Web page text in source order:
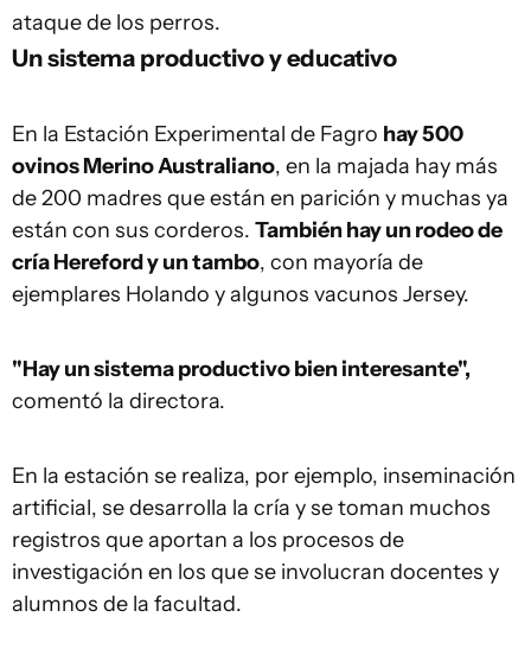
ataque de los perros.
Un sistema productivo y educativo
En la Estación Experimental de Fagro hay 500
ovinos Merino Australiano, en la majada hay más
de 200 madres que están en parición y muchas ya
están con sus corderos. También hay un rodeo de
cría Hereford y un tambo, con mayoría de
ejemplares Holando y algunos vacunos Jersey.
"Hay un sistema productivo bien interesante",
comentó la directora.
En la estación se realiza, por ejemplo, inseminación
artificial, se desarrolla la cría y se toman muchos
registros que aportan a los procesos de
investigación en los que se involucran docentes y
alumnos de la facultad.